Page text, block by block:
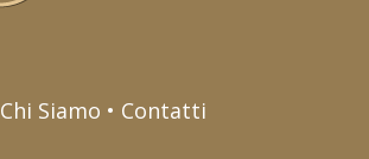
Chi Siamo • Contatti